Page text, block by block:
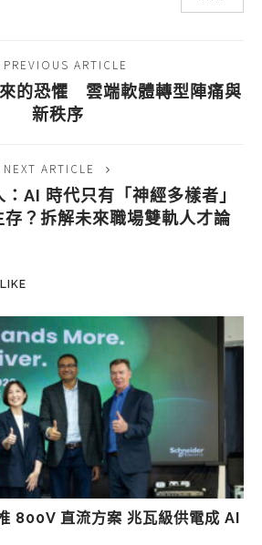
PREVIOUS ARTICLE
的恐懼 雲端軟體轉型陣痛與
新秩序
NEXT ARTICLE
AI 時代只有「神經多樣者」
？拆解未來職場雙軌人才論
800V 直流方案 兆瓦級供電成 AI